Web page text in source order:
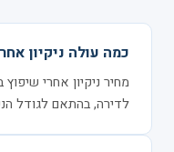
כמה עולה ניקיון
לדירה, בהתאם לגודל